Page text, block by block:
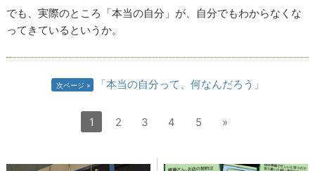
でも、実際のところ「本当の自分」が、自分でもわからなくな
ってきているというか。
次ページ 「本当の自分って、何なんだろう」
1 2 3 4 5 »